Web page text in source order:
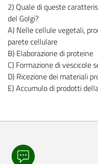
2) Quale di queste
del Golgi?
A) Nelle cellule vegetali,
parete cellulare
B) Elaborazione di proteine
C) Formazione di
D) Ricezione dei materiali
E) Accumulo di prodotti